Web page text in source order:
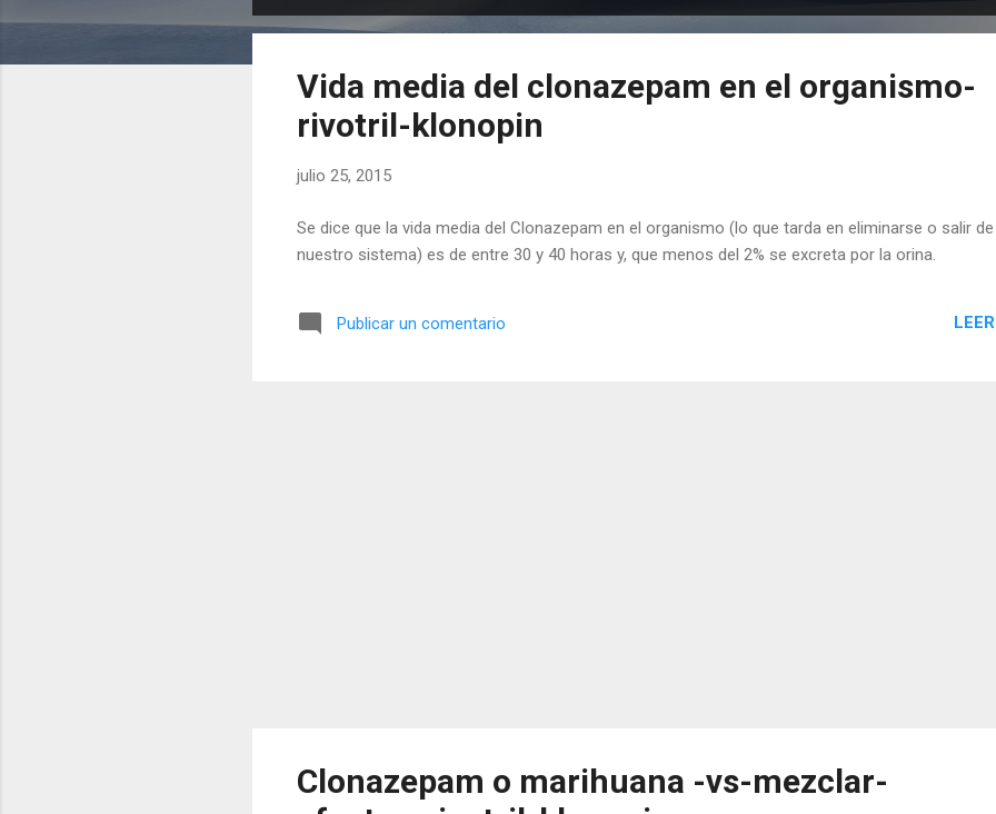
n
Vida media del clonazepam en el organismo-
rivotril-klonopin
julio 25, 2015
Se dice que la vida media del Clonazepam en el organismo (lo que tarda en eliminarse o salir de
nuestro sistema) es de entre 30 y 40 horas y, que menos del 2% se excreta por la orina.
Publicar un comentario
Clonazepam o marihuana -vs-mezclar-